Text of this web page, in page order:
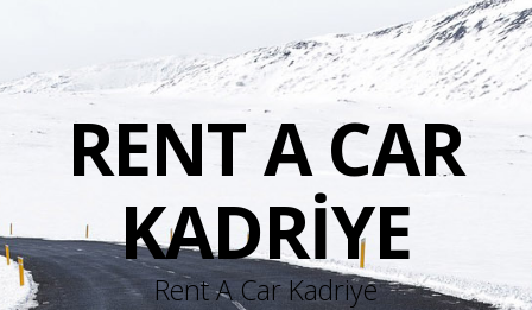
RENT A CAR
KADRIYE
Rent A Car Kadriye